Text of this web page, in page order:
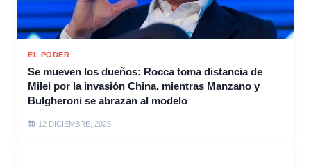
EL PODER
Se mueven los dueños: Rocca toma distancia de
Milei por la invasión China, mientras Manzano y
Bulgheroni se abrazan al modelo
12 DICIEMBRE, 2025